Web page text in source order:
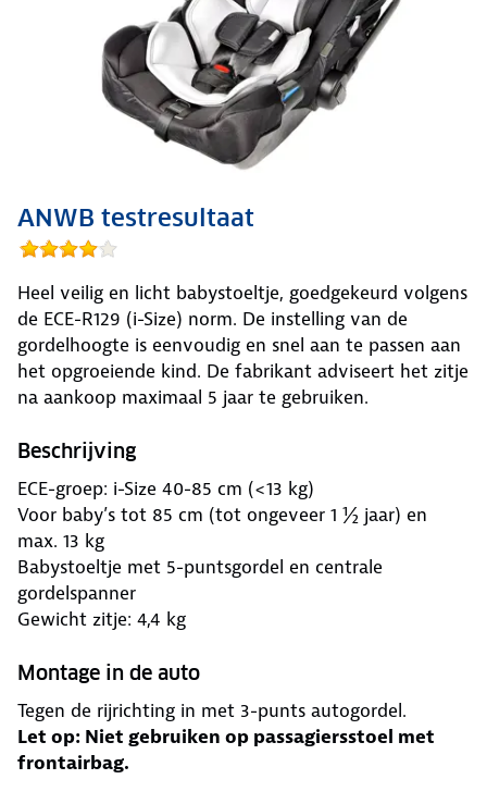
ANWB testresultaat
Heel veilig en licht babystoeltje, goedgekeurd volgens
de ECE-R129 (i-Size) norm. De instelling van de
gordelhoogte is eenvoudig en snel aan te passen aan
het opgroeiende kind. De fabrikant adviseert het zitje
na aankoop maximaal 5 jaar te gebruiken.
Beschrijving
ECE-groep: i-Size 40-85 cm (<13 kg)
Voor baby’s tot 85 cm (tot ongeveer 1 ½ jaar) en
max. 13 kg
Babystoeltje met 5-puntsgordel en centrale
gordelspanner
Gewicht zitje: 4,4 kg
Montage in de auto
Tegen de rijrichting in met 3-punts autogordel.
Let op: Niet gebruiken op passagiersstoel met
frontairbag.